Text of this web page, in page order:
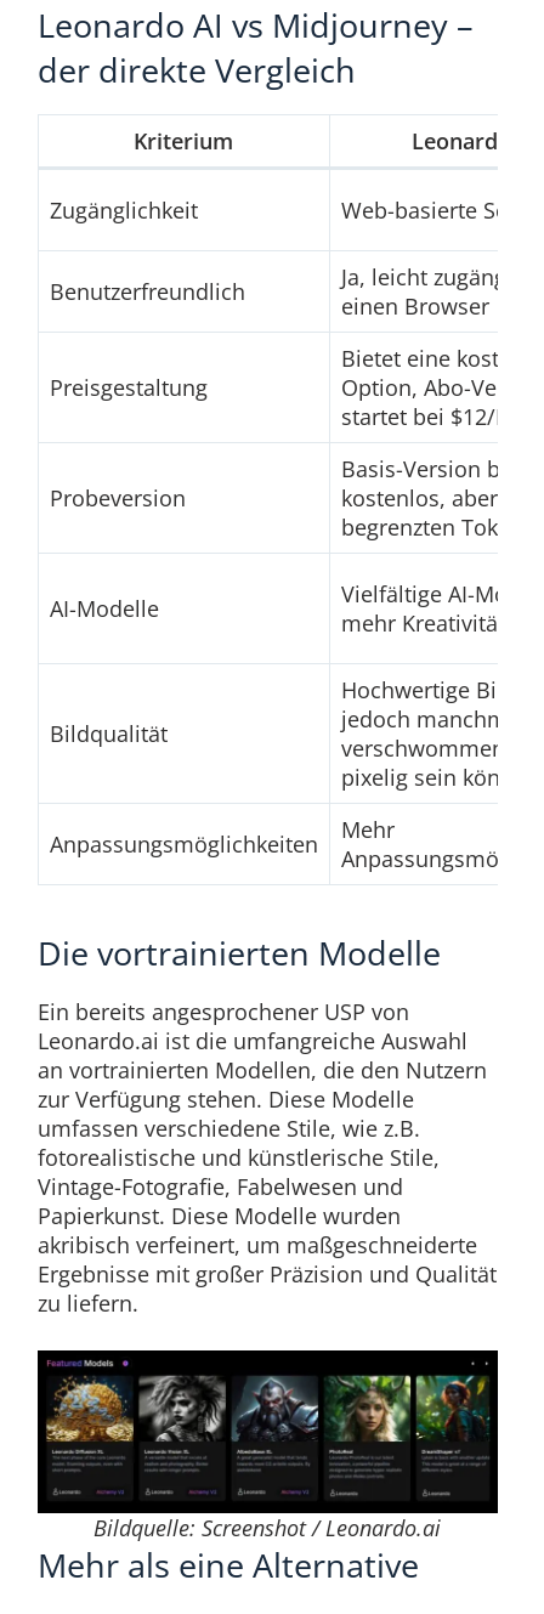
Leonardo AI vs Midjourney –
der direkte Vergleich
Kriterium Leonardo AI
Zugänglichkeit Web-basierte
Benutzerfreundlich
Ja, leicht
einen Browser
Preisgestaltung
Bietet eine
Option, Abo-
startet bei $12/
Probeversion
Basis-Version
kostenlos, aber mit
begrenzten Tokens
AI-Modelle
Vielfältige AI-
mehr Kreativität
Bildqualität
Hochwertige
jedoch manchmal
verschwommen
pixelig sein können
Anpassungsmöglichkeiten
Mehr
Die vortrainierten Modelle
Ein bereits angesprochener USP von
Leonardo.ai ist die umfangreiche Auswahl
an vortrainierten Modellen, die den Nutzern
zur Verfügung stehen. Diese Modelle
umfassen verschiedene Stile, wie z.B.
fotorealistische und künstlerische Stile,
Vintage-Fotografie, Fabelwesen und
Papierkunst. Diese Modelle wurden
akribisch verfeinert, um maßgeschneiderte
Ergebnisse mit großer Präzision und Qualität
zu liefern.
Bildquelle: Screenshot / Leonardo.ai
Mehr als eine Alternative